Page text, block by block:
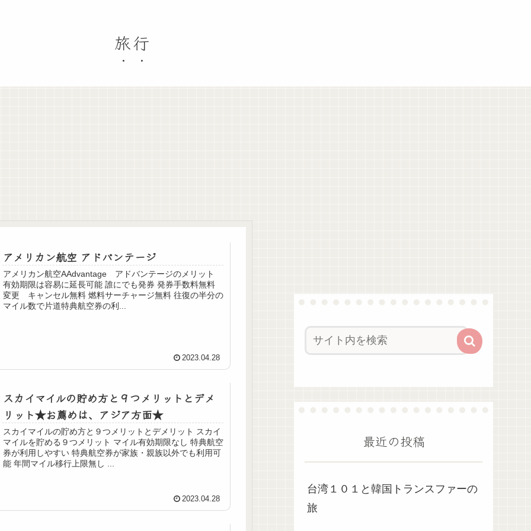
旅行
アメリカン航空 アドバンテージ
アメリカン航空AAdvantage アドバンテージのメリット
有効期限は容易に延長可能 誰にでも発券 発券手数料無料
変更 キャンセル無料 燃料サーチャージ無料 往復の半分の
マイル数で片道特典航空券の利...
2023.04.28
スカイマイルの貯め方と９つメリットとデメ
リット★お薦めは、アジア方面★
スカイマイルの貯め方と９つメリットとデメリット スカイ
マイルを貯める９つメリット マイル有効期限なし 特典航空
券が利用しやすい 特典航空券が家族・親族以外でも利用可
能 年間マイル移行上限無し ...
2023.04.28
最近の投稿
台湾１０１と韓国トランスファーの
旅